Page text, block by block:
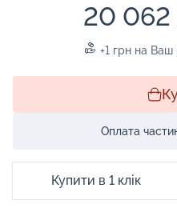
20 062
+1 грн на
Оплата
Купити в 1 клік